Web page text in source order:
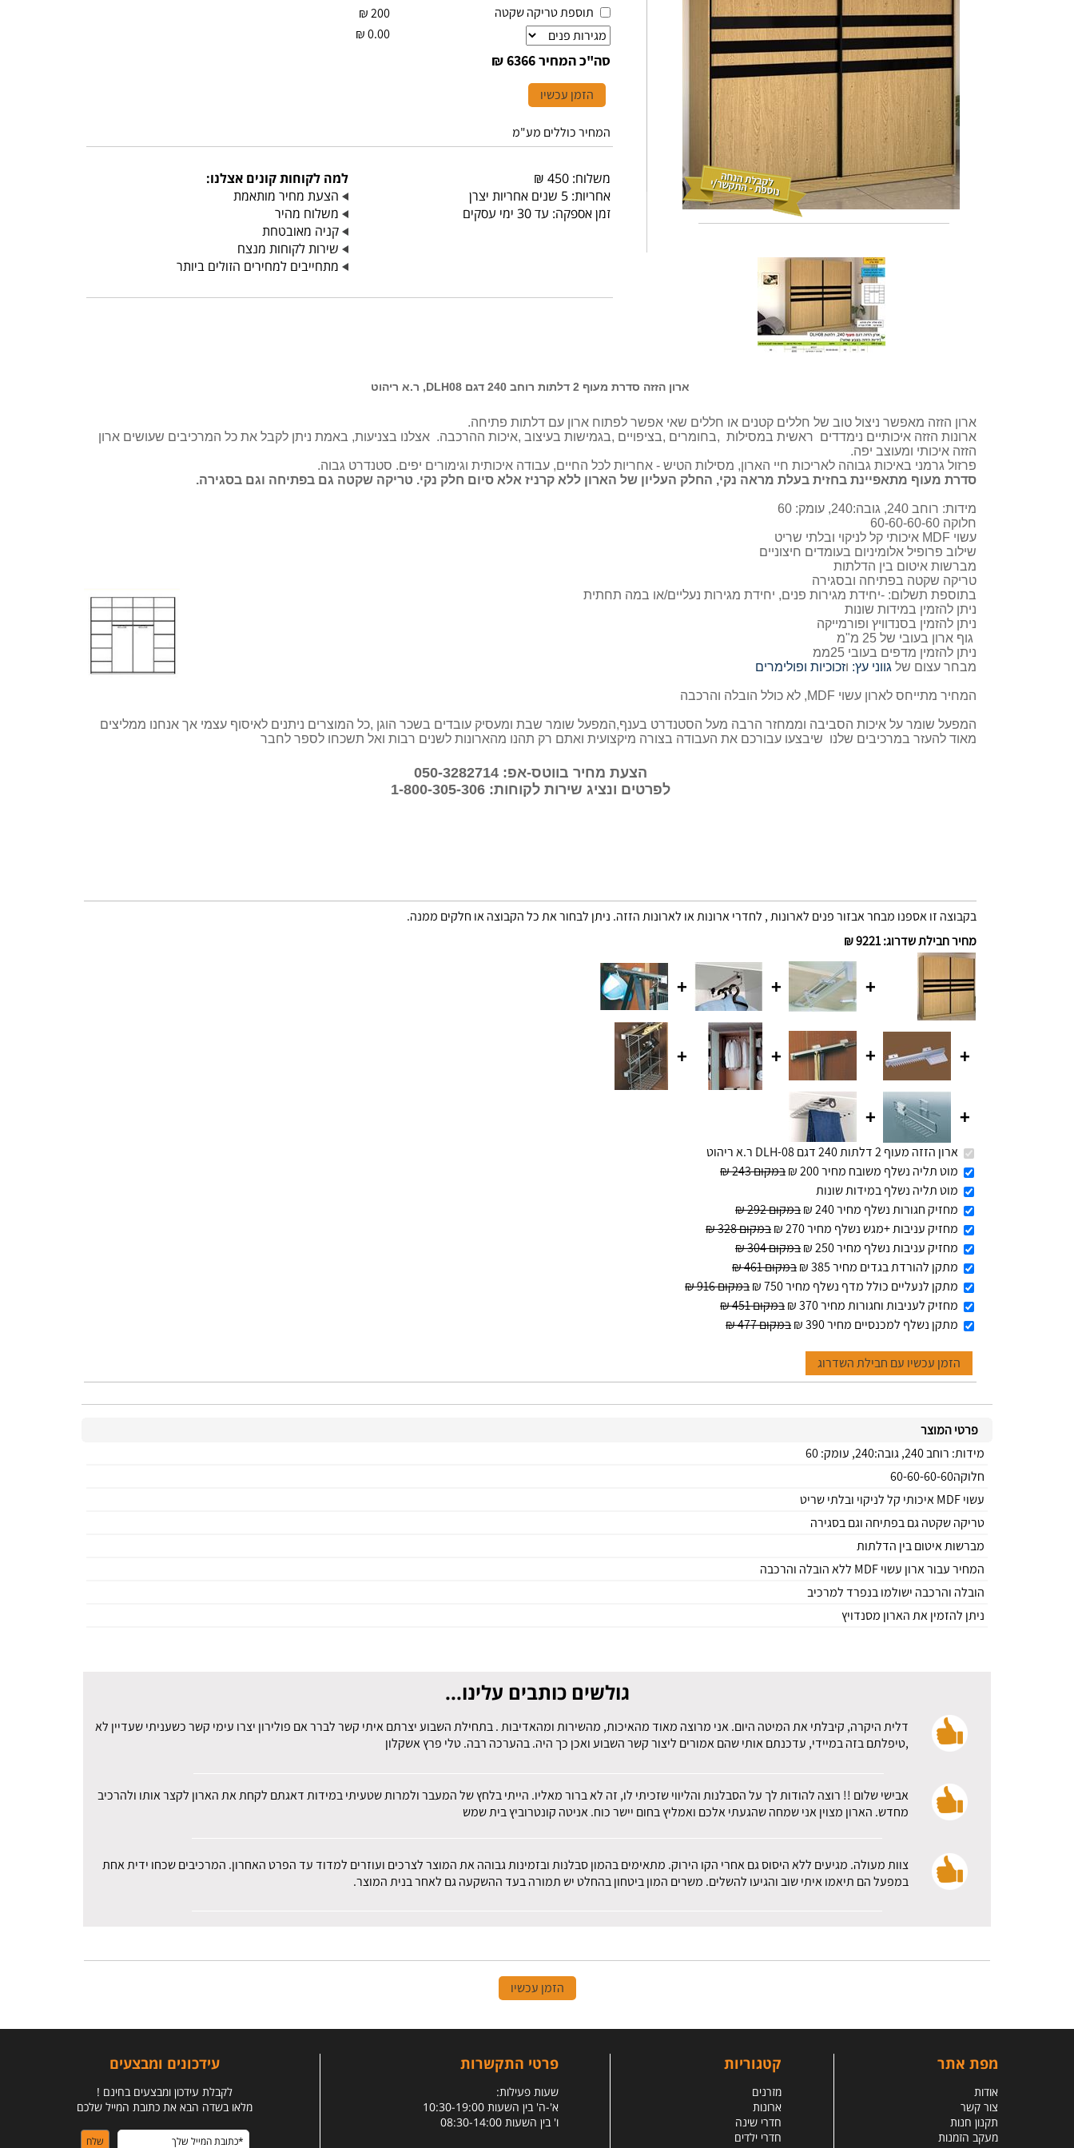
תוספת טריקה שקטה
200
₪
0.00
₪
סה"כ המחיר6366 ₪
הזמן עכשיו
המחיר כוללים מע"מ
משלוח: 450 ₪
אחריות: 5 שנים אחריות יצרן
זמן אספקה: עד 30 ימי עסקים
למה לקוחות קונים אצלנו:
הצעת מחיר מותאמת
משלוח מהיר
קניה מאובטחת
שירות לקוחות מנצח
מתחייבים למחירים הזולים ביותר
ארון הזזה סדרת מעוף 2 דלתות רוחב 240 דגם DLH08, ר.א ריהוט
ארון הזזה מאפשר ניצול טוב של חללים קטנים או חללים שאי אפשר לפתוח ארון עם דלתות פתיחה.
ארונות הזזה איכותיים נימדדים ראשית במסילות ,בחומרים ,בציפויים ,בגמישות בעיצוב ,איכות ההרכבה. אצלנו בצניעות, באמת ניתן לקבל את כל המרכיבים שעושים ארון
הזזה איכותי ומעוצב יפה.
פרזול גרמני באיכות גבוהה לאריכות חיי הארון, מסילות הטיש - אחריות לכל החיים, עבודה איכותית וגימורים יפים. סטנדרט גבוה.
סדרת מעוף מתאפיינת בחזית בעלת מראה נקי, החלק העליון של הארון ללא קרניז אלא סיום חלק נקי. טריקה שקטה גם בפתיחה וגם בסגירה.
מידות: רוחב 240, גובה:240, עומק: 60
חלוקה 60-60-60-60
עשוי MDF איכותי קל לניקוי ובלתי שריט
שילוב פרופיל אלומיניום בעומדים חיצוניים
מברשות איטום בין הדלתות
טריקה שקטה בפתיחה ובסגירה
בתוספת תשלום: -יחידת מגירות פנים, יחידת מגירות נעליים/או במה תחתית
ניתן להזמין במידות שונות
ניתן להזמין בסנדוויץ ופורמייקה
גוף ארון בעובי של 25 מ"מ
ניתן להזמין מדפים בעובי 25ממ
מבחר עצום של גווני עץ: וזכוכיות ופולימרים
המחיר מתייחס לארון עשוי MDF, לא כולל הובלה והרכבה
המפעל שומר על איכות הסביבה וממחזר הרבה מעל הסטנדרט בענף,המפעל שומר שבת ומעסיק עובדים בשכר הוגן ,כל המוצרים ניתנים לאיסוף עצמי אך אנחנו ממליצים
מאוד להעזר במרכיבים שלנו שיבצעו עבורכם את העבודה בצורה מיקצועית ואתם רק תהנו מהארונות לשנים רבות ואל תשכחו לספר לחבר
הצעת מחיר בווטס-אפ: 050-3282714
לפרטים ונציג שירות לקוחות: 1-800-305-306
בקבוצה זו אספנו מבחר אבזור פנים לארונות , לחדרי ארונות או לארונות הזזה. ניתן לבחור את כל הקבוצה או חלקים ממנה.
מחיר חבילת שדרוג:
9221 ₪
+
+
+
+
+
+
+
+
+
ארון הזזה מעוף 2 דלתות 240 דגם DLH-08 ר.א ריהוט
מוט תליה נשלף משובח מחיר 200 ₪
במקום 243 ₪
מוט תליה נשלף במידות שונות
מחזיק חגורות נשלף מחיר 240 ₪
במקום 292 ₪
מחזיק עניבות +מגש נשלף מחיר 270 ₪
במקום 328 ₪
מחזיק עניבות נשלף מחיר 250 ₪
במקום 304 ₪
מתקן להורדת בגדים מחיר 385 ₪
במקום 461 ₪
מתקן לנעליים כולל מדף נשלף מחיר 750 ₪
במקום 916 ₪
מחזיק לעניבות וחגורות מחיר 370 ₪
במקום 451 ₪
מתקן נשלף למכנסיים מחיר 390 ₪
במקום 477 ₪
הזמן עכשיו עם חבילת השדרוג
פרטי המוצר
מידות: רוחב 240, גובה:240, עומק: 60
חלוקה60-60-60-60
עשוי MDF איכותי קל לניקוי ובלתי שריט
טריקה שקטה גם בפתיחה וגם בסגירה
מברשות איטום בין הדלתות
המחיר עבור ארון עשוי MDF ללא הובלה והרכבה
הובלה והרכבה ישולמו בנפרד למרכיב
ניתן להזמין את הארון מסנדויץ
גולשים כותבים עלינו...
דלית היקרה, קיבלתי את המיטה היום. אני מרוצה מאוד מהאיכות, מהשירות ומהאדיבות . בתחילת השבוע יצרתם איתי קשר לברר אם פולירון יצרו עימי קשר כשעניתי שעדיין לא
,טיפלתם בזה במיידי, עדכנתם אותי שהם אמורים ליצור קשר השבוע ואכן כך היה. בהערכה רבה. טלי פרץ אשקלון
אבישי שלום !! רוצה להודות לך על הסבלנות והליווי שזכיתי לו, זה לא ברור מאליו. הייתי בלחץ של המעבר ולמרות שטעיתי במידות דאגתם לקחת את הארון לקצר אותו ולהרכיב
מחדש. הארון מצוין אני שמחה שהגעתי אלכם ואמליץ בחום יישר כוח. אניטה קונטרוביץ בית שמש
צוות מעולה. מגיעים ללא היסוס גם אחרי הקו הירוק. מתאימים בהמון סבלנות ובזמינות גבוהה את המוצר לצרכים ועוזרים למדוד עד הפרט האחרון. המרכיבים שכחו ידית אחת
במפעל הם תיאמו איתי שוב והגיעו להשלים. משרים המון ביטחון בהחלט יש תמורה בעד ההשקעה גם לאחר בנית המוצר.
הזמן עכשיו
מפת אתר
אודות
צור קשר
תקנון חנות
מעקב הזמנות
קטגוריות
מזרנים
ארונות
חדרי שינה
חדרי ילדים
פרטי התקשרות
שעות פעילות:
א'-ה' בין השעות 10:30-19:00
ו' בין השעות 08:30-14:00
עידכונים ומבצעים
לקבלת עידכון ומבצעים בחינם !
מלאו בשדה הבא את כתובת המייל שלכם